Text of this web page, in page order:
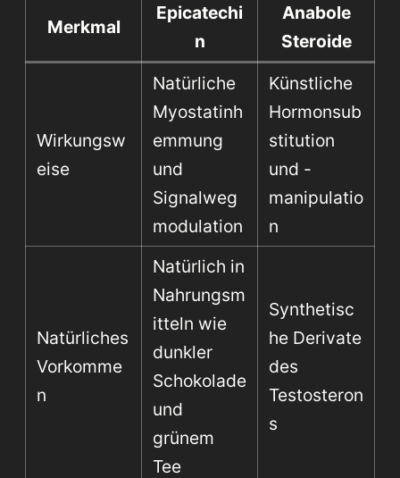
Merkmal
Epicatechi
n
Anabole
Steroide
Wirkungsw
eise
Natürliche
Myostatinh
emmung
und
Signalweg
modulation
Künstliche
Hormonsub
stitution
und -
manipulatio
n
Natürliches
Vorkomme
n
Natürlich in
Nahrungsm
itteln wie
dunkler
Schokolade
und
grünem
Tee
Synthetisc
he Derivate
des
Testosteron
s